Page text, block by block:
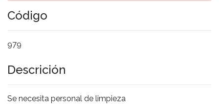
Código
979
Descrición
Se necesita personal de limpieza